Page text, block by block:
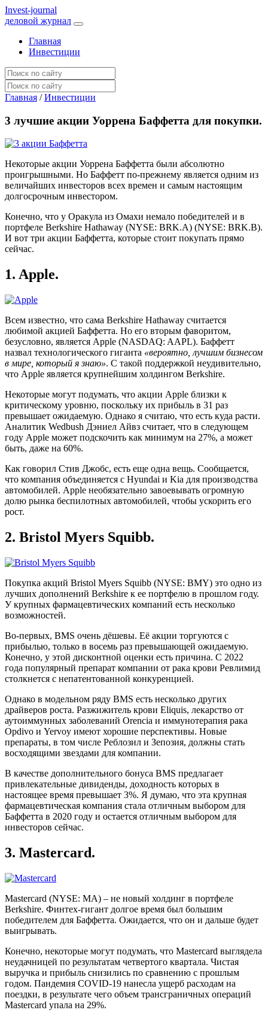
Invest-journal
деловой журнал
Главная
Инвестиции
Главная / Инвестиции
3 лучшие акции Уоррена Баффетта для покупки.
Некоторые акции Уоррена Баффетта были абсолютно
проигрышными. Но Баффетт по-прежнему является одним из
величайших инвесторов всех времен и самым настоящим
долгосрочным инвестором.
Конечно, что у Оракула из Омахи немало победителей и в
портфеле Berkshire Hathaway (NYSE: BRK.A) (NYSE: BRK.B).
И вот три акции Баффетта, которые стоит покупать прямо
сейчас.
1. Apple.
Всем известно, что сама Berkshire Hathaway считается
любимой акцией Баффетта. Но его вторым фаворитом,
безусловно, является Apple (NASDAQ: AAPL). Баффетт
назвал технологического гиганта «вероятно, лучшим бизнесом
в мире, который я знаю». С такой поддержкой неудивительно,
что Apple является крупнейшим холдингом Berkshire.
Некоторые могут подумать, что акции Apple близки к
критическому уровню, поскольку их прибыль в 31 раз
превышает ожидаемую. Однако я считаю, что есть куда расти.
Аналитик Wedbush Дэниел Айвз считает, что в следующем
году Apple может подскочить как минимум на 27%, а может
быть, даже на 60%.
Как говорил Стив Джобс, есть еще одна вещь. Сообщается,
что компания объединяется с Hyundai и Kia для производства
автомобилей. Apple необязательно завоевывать огромную
долю рынка беспилотных автомобилей, чтобы ускорить его
рост.
2. Bristol Myers Squibb.
Покупка акций Bristol Myers Squibb (NYSE: BMY) это одно из
лучших дополнений Berkshire к ее портфелю в прошлом году.
У крупных фармацевтических компаний есть несколько
возможностей.
Во-первых, BMS очень дёшевы. Её акции торгуются с
прибылью, только в восемь раз превышающей ожидаемую.
Конечно, у этой дисконтной оценки есть причина. С 2022
года популярный препарат компании от рака крови Ревлимид
столкнется с непатентованной конкуренцией.
Однако в модельном ряду BMS есть несколько других
драйверов роста. Разжижитель крови Eliquis, лекарство от
аутоиммунных заболеваний Orencia и иммунотерапия рака
Opdivo и Yervoy имеют хорошие перспективы. Новые
препараты, в том числе Реблозил и Зепозия, должны стать
восходящими звездами для компании.
В качестве дополнительного бонуса BMS предлагает
привлекательные дивиденды, доходность которых в
настоящее время превышает 3%. Я думаю, что эта крупная
фармацевтическая компания стала отличным выбором для
Баффетта в 2020 году и остается отличным выбором для
инвесторов сейчас.
3. Mastercard.
Mastercard (NYSE: MA) – не новый холдинг в портфеле
Berkshire. Финтех-гигант долгое время был большим
победителем для Баффетта. Ожидается, что он и дальше будет
выигрывать.
Конечно, некоторые могут подумать, что Mastercard выглядела
неудачницей по результатам четвертого квартала. Чистая
выручка и прибыль снизились по сравнению с прошлым
годом. Пандемия COVID-19 нанесла ущерб расходам на
поездки, в результате чего объем трансграничных операций
Mastercard упала на 29%.